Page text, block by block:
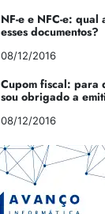
NF-e e NFC-e:
esses documentos?
08/12/2016
Cupom fiscal: para
sou obrigado a
08/12/2016